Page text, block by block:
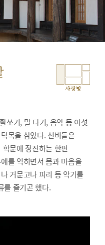
사랑방
쏘기, 말 타기, 음악 등 여섯
목을 삼았다. 선비들은
문에 정진하는 한편
를 익히면서 몸과 마음을
거문고나 피리 등 악기를
를 즐기곤 했다.